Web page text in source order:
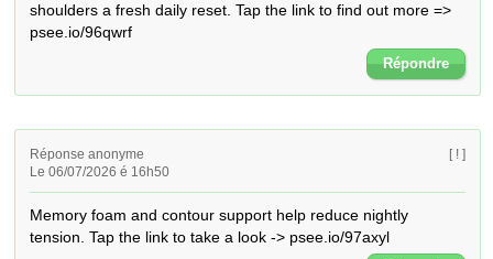
shoulders a fresh daily reset. Tap the link to find out more =>
psee.io/96qwrf
Répondre
Réponse anonyme
Le 06/07/2026 é 16h50
[ ! ]
Memory foam and contour support help reduce nightly
tension. Tap the link to take a look -> psee.io/97axyl